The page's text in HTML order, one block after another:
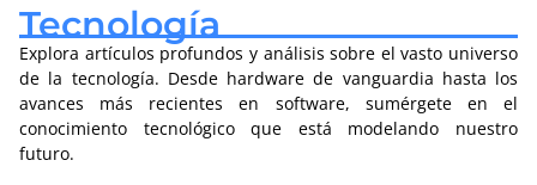
Tecnología
Explora artículos profundos y análisis sobre el vasto universo
de la tecnología. Desde hardware de vanguardia hasta los
avances más recientes en software, sumérgete en el
conocimiento tecnológico que está modelando nuestro
futuro.